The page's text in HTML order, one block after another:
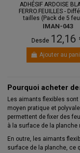
ADHÉSIF ARDOISE
FERRO.FEUILLES -
tailles (Pack de 5
IMAN-043
Desde 12,16
Ajouter au
Pourquoi acheter
Les aimants flexibles
moyen pratique et
permettent de fixer des
à la surface de la planche
En outre, les aimants
surface de la planche, ce